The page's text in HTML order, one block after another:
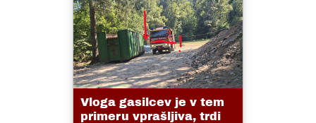
Vloga gasilcev je v tem
primeru vprašljiva, trdi